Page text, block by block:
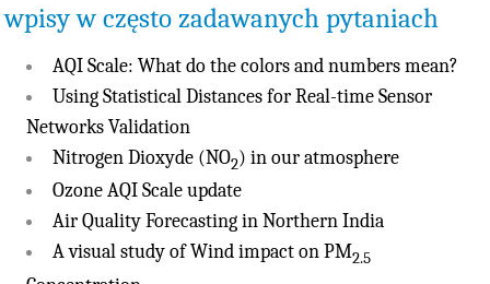
wpisy w często zadawanych pytaniach
AQI Scale: What do the colors and numbers mean?
Using Statistical Distances for Real-time Sensor
Networks Validation
Nitrogen Dioxyde (NO2) in our atmosphere
Ozone AQI Scale update
Air Quality Forecasting in Northern India
A visual study of Wind impact on PM2.5